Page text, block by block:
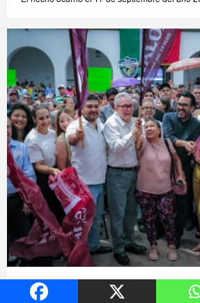
Inician Rocha y el alcalde de